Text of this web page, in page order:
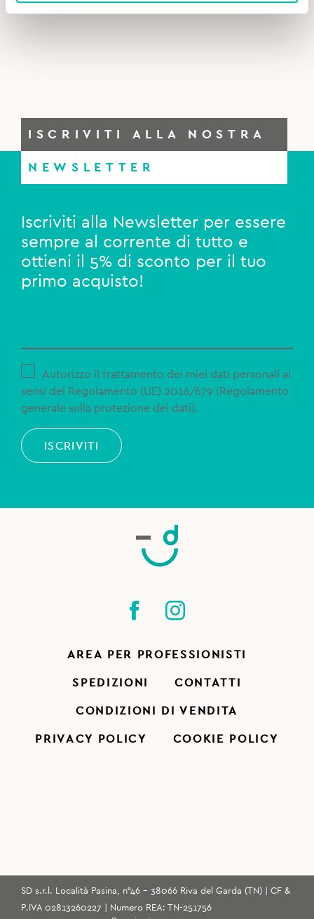
14,90€.
11,90€.
Curaprox Set da Viaggio - Arancione
ISCRIVITI ALLA NOSTRA
NEWSLETTER
Iscriviti alla Newsletter per essere
sempre al corrente di tutto e
ottieni il 5% di sconto per il tuo
primo acquisto!
Autorizzo il trattamento dei miei dati personali ai
sensi del Regolamento (UE) 2016/679 (Regolamento
generale sulla protezione dei dati).
ISCRIVITI
AREA PER PROFESSIONISTI
SPEDIZIONI CONTATTI
CONDIZIONI DI VENDITA
PRIVACY POLICY COOKIE POLICY
SD s.r.l. Località Pasina, n°46 - 38066 Riva del Garda (TN) | CF &
P.IVA 02813260227 | Numero REA: TN-251756